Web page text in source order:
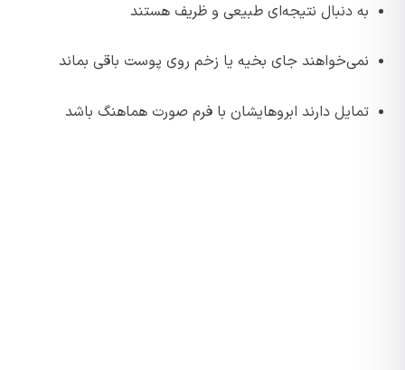
به دنبال نتیجه‌ای طبیعی و ظریف هستند
نمی‌خواهند جای بخیه یا زخم روی پوست باقی بماند
تمایل دارند ابروهایشان با فرم صورت هماهنگ باشد